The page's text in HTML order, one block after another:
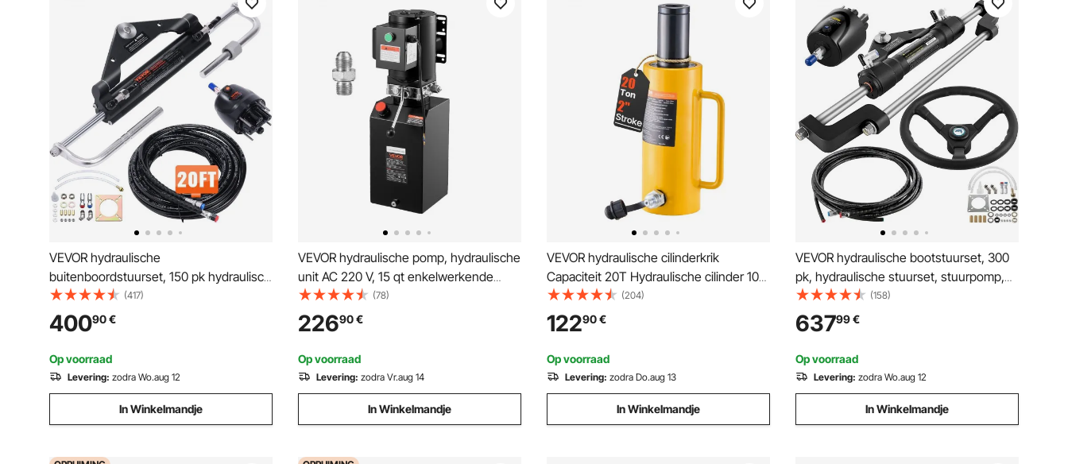
VEVOR hydraulische
buitenboordstuurset, 150 pk hydraulisch
bootstuursysteem, met stuurpomp,
tweewegvergrendelingscilinder en 20
voet hydraulische stuurslang, voor
boten met één motor en één station
(417)
40090€
Op voorraad
Levering: zodra Wo.aug 12
In Winkelmandje
VEVOR hydraulische pomp, hydraulische
unit AC 220 V, 15 qt enkelwerkende
hydraulische unit, oliestroom van 6,3
l/min, max. persdruk 22 MPa voor
kiepwagens, autoreparatiewerkplaatsen
en autoliften, zwart
(78)
22690€
Op voorraad
Levering: zodra Vr.aug 14
In Winkelmandje
VEVOR hydraulische cilinderkrik
Capaciteit 20T Hydraulische cilinder 100
mm slag Enkelwerkend Draagbaar Geel,
hydraulische krik 44.000 lbs Holle
plunjerkrik Hydraulische fles 9 kg voor
riggers Fabrikanten
(204)
12290€
Op voorraad
Levering: zodra Do.aug 13
In Winkelmandje
VEVOR hydraulische bootstuurset, 300
pk, hydraulische stuurset, stuurpomp,
cilinder, wiel, 7,3 meter slang,
hydraulische stuurafdichtingsset,
corrosiebestendig bootstuursysteem,
marine
(158)
63799€
Op voorraad
Levering: zodra Wo.aug 12
In Winkelmandje